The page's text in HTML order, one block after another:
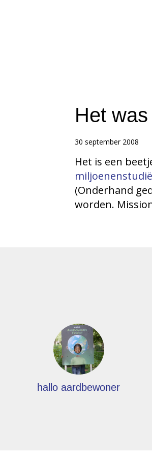
Het
30 september 2008
Het is een
(Onderhand
worden.
hallo aardbewoner